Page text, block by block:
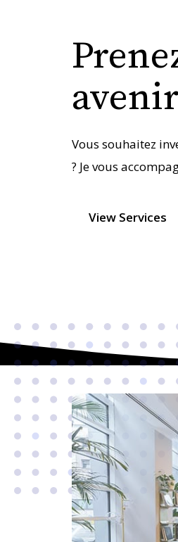
Vous souhaitez
? Je vous
View Services